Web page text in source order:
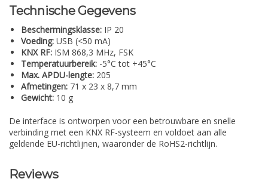
Technische Gegevens
Beschermingsklasse: IP 20
Voeding: USB (<50 mA)
KNX RF: ISM 868,3 MHz, FSK
Temperatuurbereik: -5°C tot +45°C
Max. APDU-lengte: 205
Afmetingen: 71 x 23 x 8,7 mm
Gewicht: 10 g
De interface is ontworpen voor een betrouwbare en snelle
verbinding met een KNX RF-systeem en voldoet aan alle
geldende EU-richtlijnen, waaronder de RoHS2-richtlijn.
Reviews